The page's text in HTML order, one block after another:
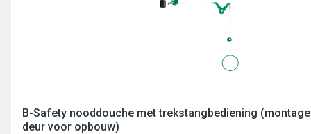
B-Safety nooddouche met trekstangbediening
deur voor opbouw)